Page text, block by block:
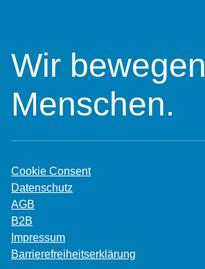
Wir bewegen
Menschen.
Cookie Consent
Datenschutz
AGB
B2B
Impressum
Barrierefreiheitserklärung